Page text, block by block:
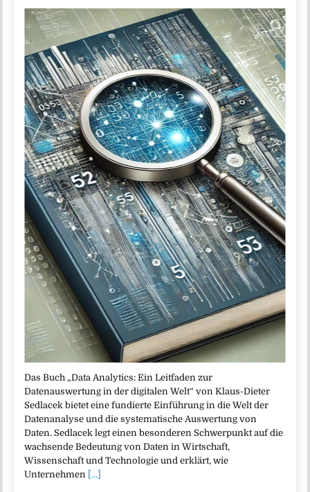
Das Buch „Data Analytics: Ein Leitfaden zur
Datenauswertung in der digitalen Welt“ von Klaus-Dieter
Sedlacek bietet eine fundierte Einführung in die Welt der
Datenanalyse und die systematische Auswertung von
Daten. Sedlacek legt einen besonderen Schwerpunkt auf die
wachsende Bedeutung von Daten in Wirtschaft,
Wissenschaft und Technologie und erklärt, wie
Unternehmen [...]